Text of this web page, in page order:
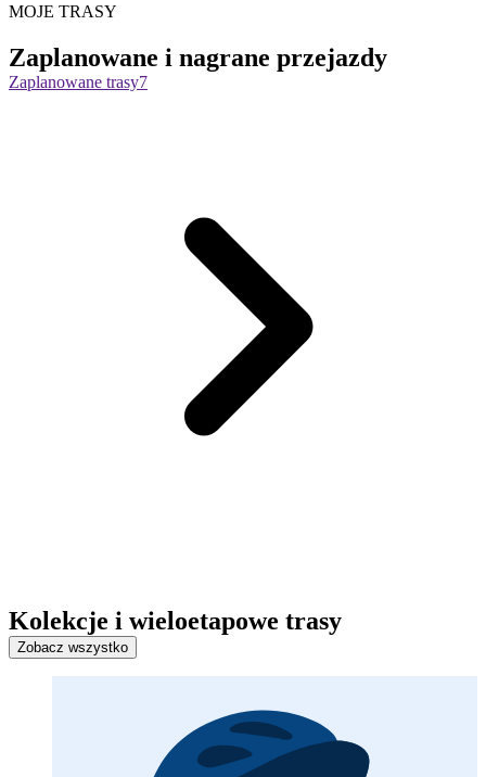
MOJE TRASY
Zaplanowane i nagrane przejazdy
Zaplanowane trasy7
Kolekcje i wieloetapowe trasy
Zobacz wszystko